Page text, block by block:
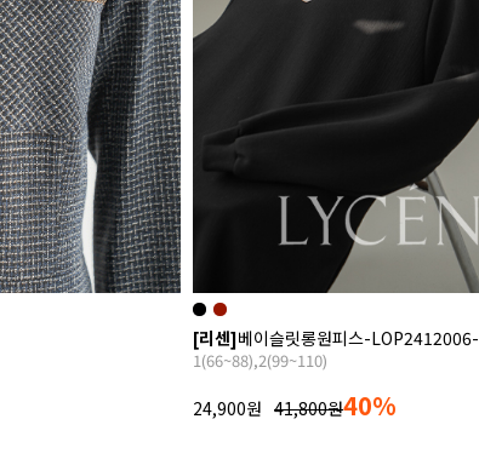
[리센]베이슬릿롱원피스-LOP2412006-
1(66~88),2(99~110)
24,900원 41,800원40%